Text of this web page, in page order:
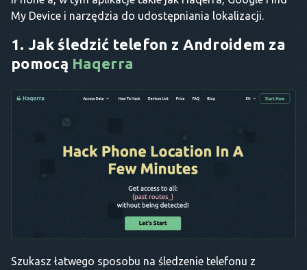
My Device i narzędzia do udostępniania lokalizacji.
1. Jak śledzić telefon z Androidem za
pomocą Haqerra
Szukasz łatwego sposobu na śledzenie telefonu z